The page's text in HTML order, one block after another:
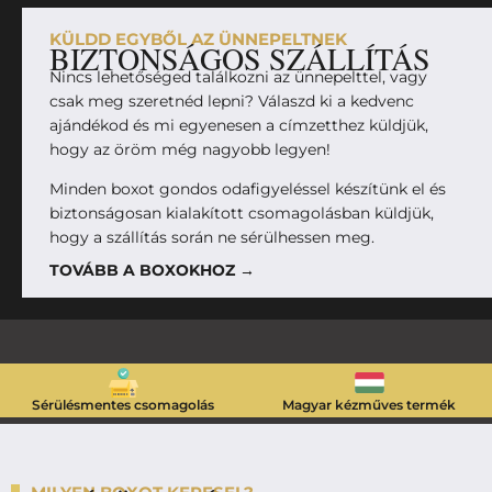
KÜLDD EGYBŐL AZ ÜNNEPELTNEK
BIZTONSÁGOS SZÁLLÍTÁS
Nincs lehetőséged találkozni az ünnepelttel, vagy
csak meg szeretnéd lepni? Válaszd ki a kedvenc
ajándékod és mi egyenesen a címzetthez küldjük,
hogy az öröm még nagyobb legyen!
Minden boxot gondos odafigyeléssel készítünk el és
biztonságosan kialakított csomagolásban küldjük,
hogy a szállítás során ne sérülhessen meg.
TOVÁBB A BOXOKHOZ →
Sérülésmentes csomagolás Magyar kézműves termék